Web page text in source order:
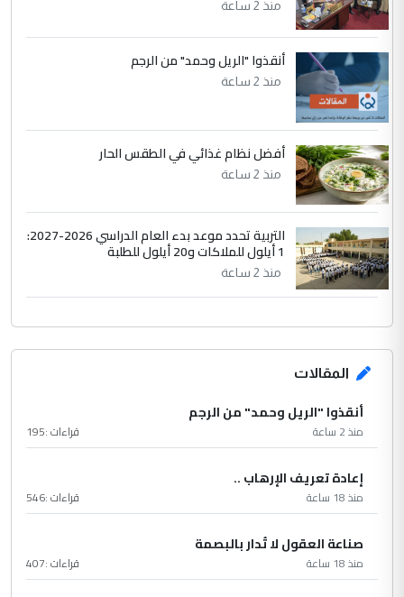
منذ 2 ساعة
أنقذوا "الريل وحمد" من الرجم
منذ 2 ساعة
أفضل نظام غذائي في الطقس الحار
منذ 2 ساعة
التربية تحدد موعد بدء العام الدراسي 2026-2027:
1 أيلول للملاكات و20 أيلول للطلبة
منذ 2 ساعة
المقالات
أنقذوا "الريل وحمد" من الرجم
منذ 2 ساعة قراءات :195
إعادة تعريف الإرهاب ..
منذ 18 ساعة قراءات :546
صناعة العقول لا تُدار بالبصمة
منذ 18 ساعة قراءات :407